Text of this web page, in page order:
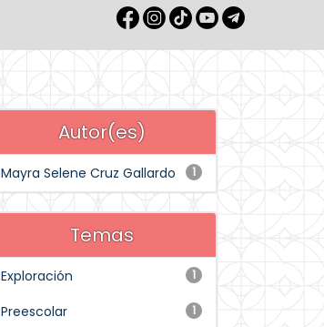
Autor(es)
1
Mayra Selene Cruz Gallardo
Temas
1
Exploración
1
Preescolar